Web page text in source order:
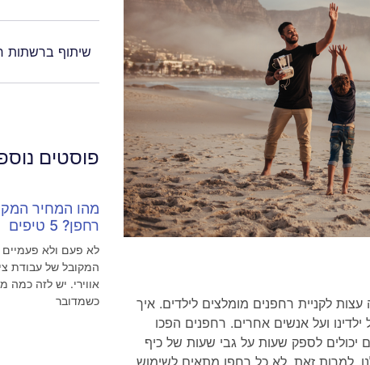
לקניית רחפנים מומלצים לילדים. איך
ועל אנשים אחרים. רחפנים הפכו
יכולים לספק שעות על גבי שעות של כיף
שיתוף ברשתות
פוסטים
מהו המחיר
רחפן? 5 טיפים
לא פעם ולא פעמיים
המקובל של עבודת
אווירי. יש לזה כמה
כשמדובר